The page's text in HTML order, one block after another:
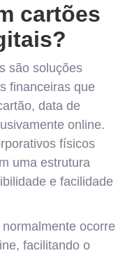
cartões
são soluções
financeiras que
data de
online.
físicos
uma estrutura
e facilidade
ocorre
facilitando o